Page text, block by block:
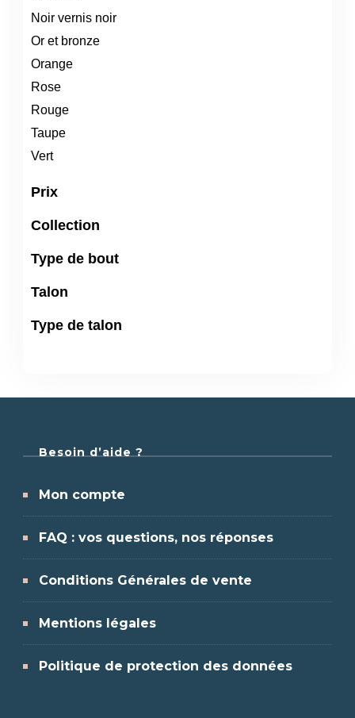
Noir vernis noir
Or et bronze
Orange
Rose
Rouge
Taupe
Vert
Prix
Collection
Type de bout
Talon
Type de talon
Besoin d’aide ?
Mon compte
FAQ : vos questions, nos réponses
Conditions Générales de vente
Mentions légales
Politique de protection des données